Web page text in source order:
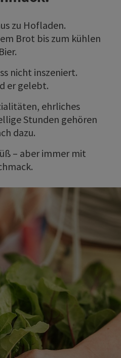
zu Hofladen.
Brot bis zum kühlen
Bier.
nicht inszeniert.
er gelebt.
ehrliches
Stunden gehören
dazu.
– aber immer mit